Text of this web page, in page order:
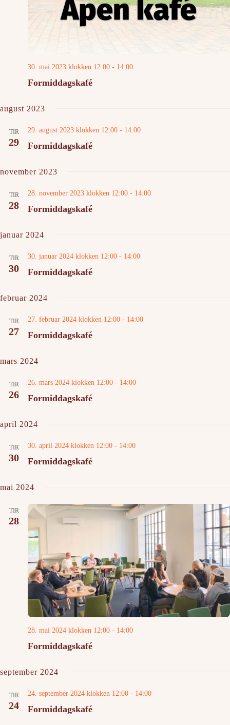
Formiddagskafé
30. mai 2023 klokken 12:00 - 14:00
august 2023
TIR
29 Formiddagskafé
29. august 2023 klokken 12:00 - 14:00
november 2023
TIR
28 Formiddagskafé
28. november 2023 klokken 12:00 - 14:00
januar 2024
TIR
30 Formiddagskafé
30. januar 2024 klokken 12:00 - 14:00
februar 2024
TIR
27 Formiddagskafé
27. februar 2024 klokken 12:00 - 14:00
mars 2024
TIR
26 Formiddagskafé
26. mars 2024 klokken 12:00 - 14:00
april 2024
TIR
30 Formiddagskafé
30. april 2024 klokken 12:00 - 14:00
mai 2024
TIR
28
Formiddagskafé
28. mai 2024 klokken 12:00 - 14:00
september 2024
TIR
24 Formiddagskafé
24. september 2024 klokken 12:00 - 14:00